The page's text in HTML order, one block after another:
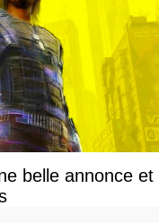
belle annonce et